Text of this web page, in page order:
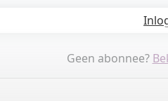
Geen abonnee?